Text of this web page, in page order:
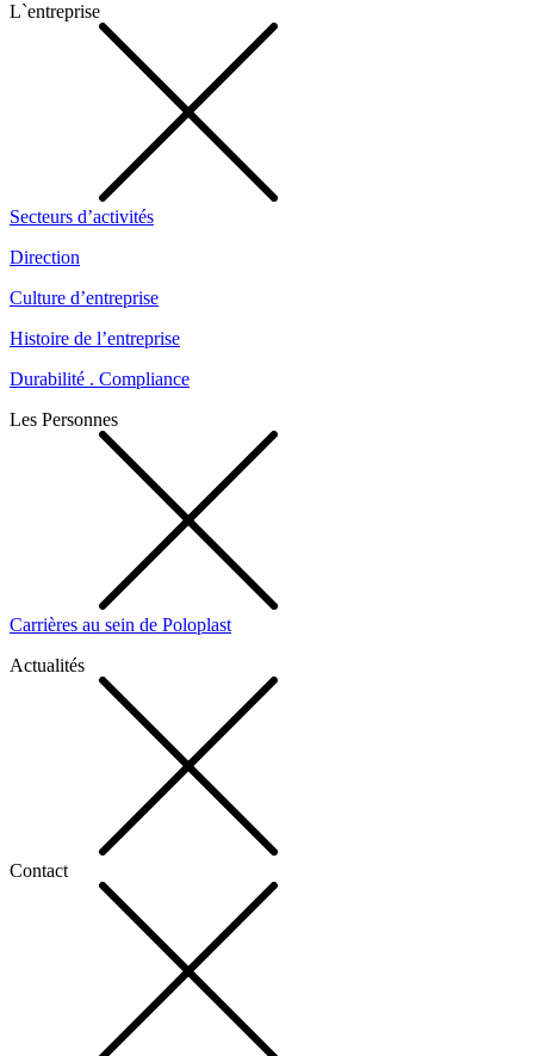
L`entreprise
Secteurs d’activités
Direction
Culture d’entreprise
Histoire de l’entreprise
Durabilité . Compliance
Les Personnes
Carrières au sein de Poloplast
Actualités
Contact